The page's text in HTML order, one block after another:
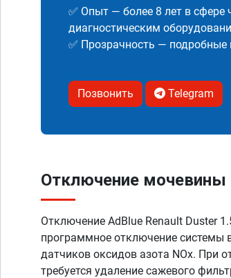
✅ Опыт — более 8 лет в
диагностическим
✅ Прозрачность —
Позвонить Telegram
Отключение мочевины
Отключение AdBlue Renault Duster
программное отключение системы
датчиков оксидов азота NOx. При
требуется удаление сажевого